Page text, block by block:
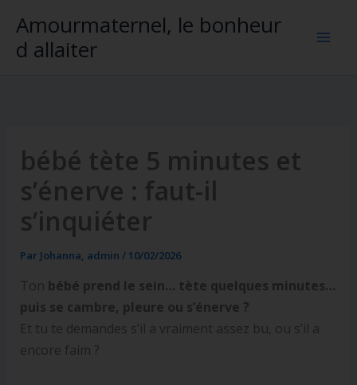
contenu
Amourmaternel, le bonheur
d allaiter
bébé tète 5 minutes et
s’énerve : faut-il
s’inquiéter
Par Johanna, admin / 10/02/2026
Ton bébé prend le sein… tète quelques minutes…
puis se cambre, pleure ou s’énerve ?
Et tu te demandes s’il a vraiment assez bu, ou s’il a
encore faim ?